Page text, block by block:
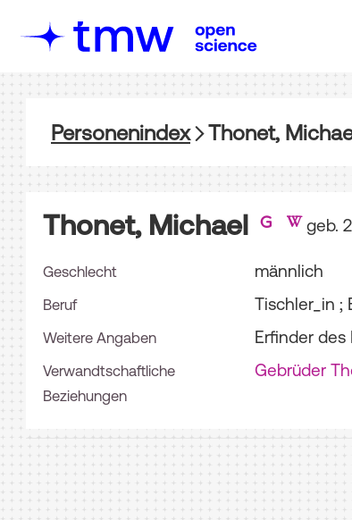
Personenindex Thonet,
Thonet, Michael geb.
Geschlecht männlich
Beruf Tischler_in ;
Weitere Angaben Erfinder des
Verwandtschaftliche
Beziehungen
Gebrüder